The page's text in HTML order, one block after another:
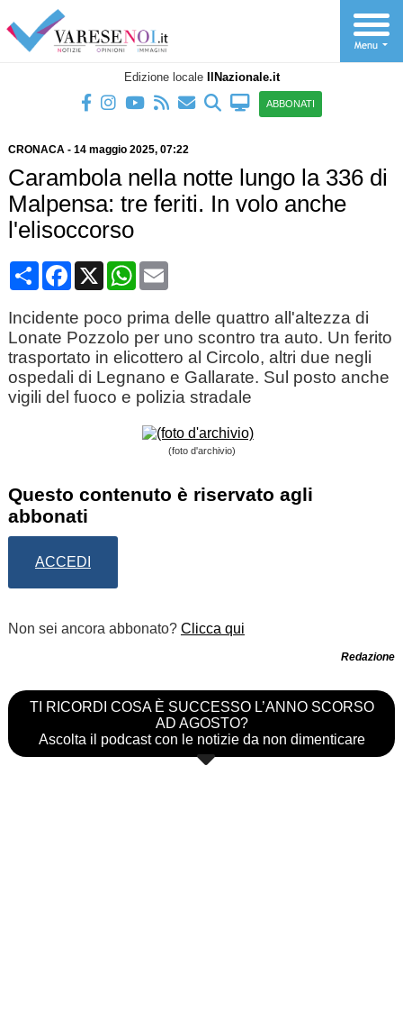
Edizione locale IlNazionale.it
ABBONATI
CRONACA- 14 maggio 2025, 07:22
Carambola nella notte lungo la 336 di
Malpensa: tre feriti. In volo anche
l'elisoccorso
CondividiFacebook
X WhatsApp
Email
Incidente poco prima delle quattro all'altezza di
Lonate Pozzolo per uno scontro tra auto. Un ferito
trasportato in elicottero al Circolo, altri due negli
ospedali di Legnano e Gallarate. Sul posto anche
vigili del fuoco e polizia stradale
(foto d'archivio)
Questo contenuto è riservato agli
abbonati
ACCEDI
Non sei ancora abbonato? Clicca qui
Redazione
TI RICORDI COSA È SUCCESSO L’ANNO SCORSO
AD AGOSTO?
Ascolta il podcast con le notizie da non dimenticare